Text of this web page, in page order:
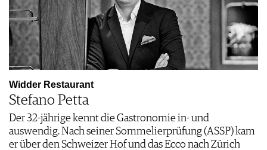
Widder Restaurant
Stefano Petta
Der 32-jährige kennt die Gastronomie in- und
auswendig. Nach seiner Sommelierprüfung (ASSP) kam
er über den Schweizer Hof und das Ecco nach Zürich